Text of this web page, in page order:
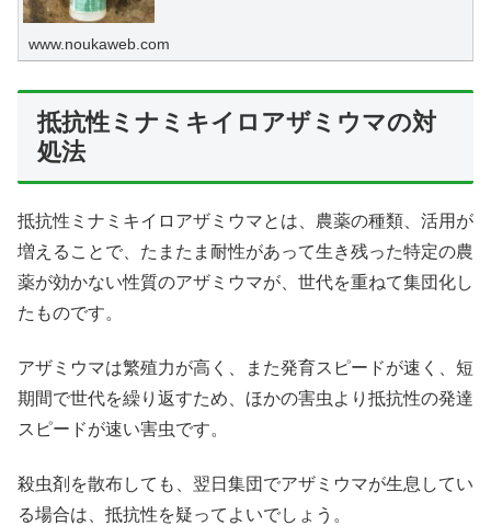
www.noukaweb.com
抵抗性ミナミキイロアザミウマの対
処法
抵抗性ミナミキイロアザミウマとは、農薬の種類、活用が
増えることで、たまたま耐性があって生き残った特定の農
薬が効かない性質のアザミウマが、世代を重ねて集団化し
たものです。
アザミウマは繁殖力が高く、また発育スピードが速く、短
期間で世代を繰り返すため、ほかの害虫より抵抗性の発達
スピードが速い害虫です。
殺虫剤を散布しても、翌日集団でアザミウマが生息してい
る場合は、抵抗性を疑ってよいでしょう。